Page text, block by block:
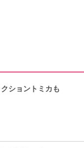
ショントミカも